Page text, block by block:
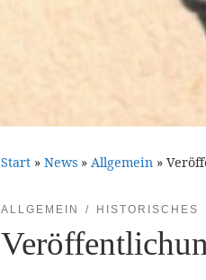
Start » News » Allgemein »
ALLGEMEIN HISTORISCHES